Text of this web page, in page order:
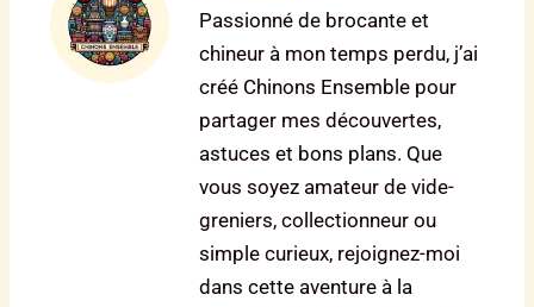
Passionné de brocante et
chineur à mon temps perdu, j’ai
créé Chinons Ensemble pour
partager mes découvertes,
astuces et bons plans. Que
vous soyez amateur de vide-
greniers, collectionneur ou
simple curieux, rejoignez-moi
dans cette aventure à la